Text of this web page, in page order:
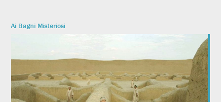
Ai Bagni Misteriosi